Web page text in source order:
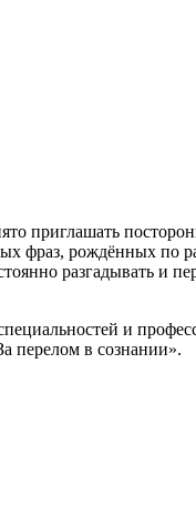
приглашать
фраз, рождённых по
разгадывать и
и
перелом в сознании».